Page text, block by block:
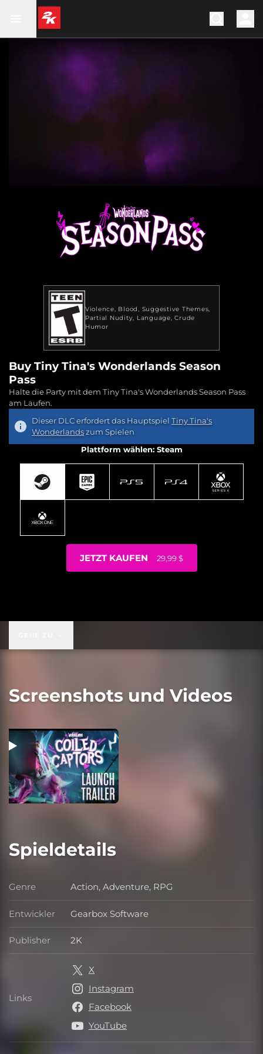
Violence Blood Suggestive Themes
Partial Nudity Language Crude
Humor
Buy Tiny Tina's Wonderlands Season
Pass
Halte die Party mit dem Tiny Tina's Wonderlands Season Pass
am Laufen.
Dieser DLC erfordert das Hauptspiel Tiny Tina's
Wonderlandszum Spielen
Plattform wählen: Steam
JETZT KAUFEN 29,99 $
Screenshots und Videos
Spieldetails
Genre Genre
Action, Adventure, RPG
Entwickler Entwickler
Gearbox Software
Publisher Publisher
2K
Links Links
X
Instagram
Facebook
YouTube